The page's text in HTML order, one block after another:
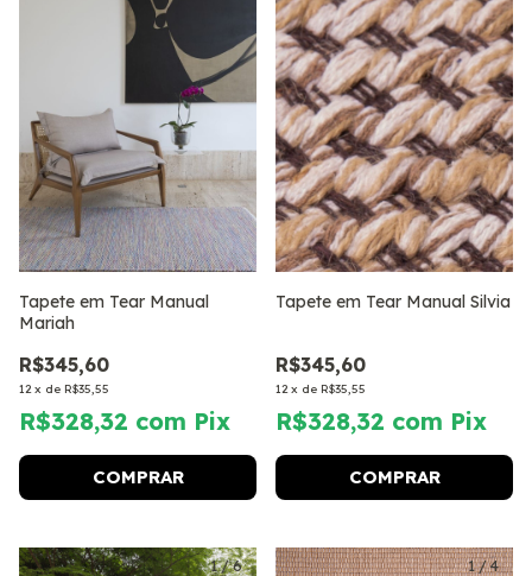
Tapete em Tear Manual
Mariah
R$345,60
12 x de R$35,55
R$328,32 com Pix
COMPRAR
Tapete em Tear Manual Silvia
R$345,60
12 x de R$35,55
R$328,32 com Pix
COMPRAR
1/6 1/4